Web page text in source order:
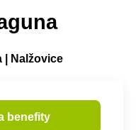
| Nalžovice
benefity